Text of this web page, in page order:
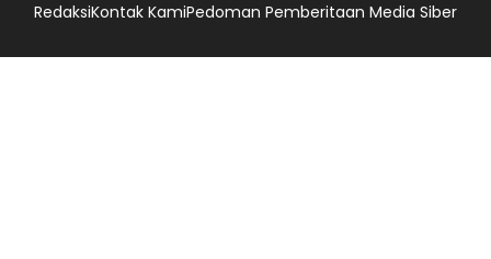
RedaksiKontak KamiPedoman Pemberitaan Media Siber